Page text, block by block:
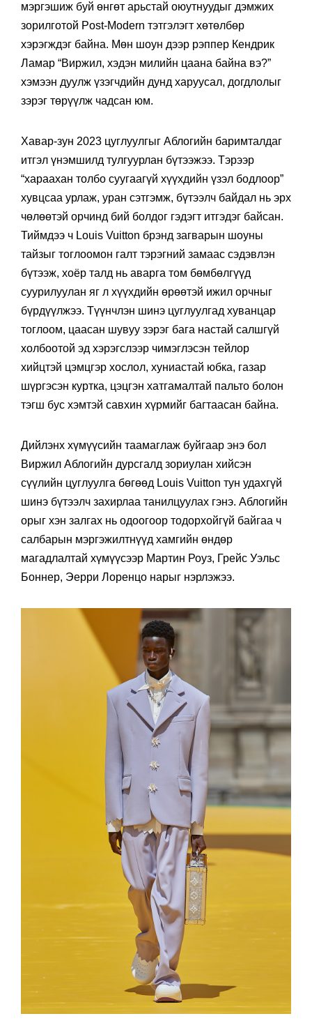
мэргэшиж буй өнгөт арьстай оюутнуудыг дэмжих
зорилготой Post-Modern тэтгэлэгт хөтөлбөр
хэрэгждэг байна. Мөн шоун дээр рэппер Кендрик
Ламар “Виржил, хэдэн милийн цаана байна вэ?”
хэмээн дуулж үзэгчдийн дунд харуусал, догдлолыг
зэрэг төрүүлж чадсан юм.
Хавар-зун 2023 цуглуулгыг Аблогийн баримталдаг
итгэл үнэмшилд тулгуурлан бүтээжээ. Тэрээр
“хараахан толбо суугаагүй хүүхдийн үзэл бодлоор”
хувцсаа урлаж, уран сэтгэмж, бүтээлч байдал нь эрх
чөлөөтэй орчинд бий болдог гэдэгт итгэдэг байсан.
Тиймдээ ч Louis Vuitton брэнд загварын шоуны
тайзыг тоглоомон галт тэрэгний замаас сэдэвлэн
бүтээж, хоёр талд нь аварга том бөмбөлгүүд
суурилуулан яг л хүүхдийн өрөөтэй ижил орчныг
бүрдүүлжээ. Түүнчлэн шинэ цуглуулгад хуванцар
тоглоом, цаасан шувуу зэрэг бага настай салшгүй
холбоотой эд хэрэгслээр чимэглэсэн тейлор
хийцтэй цэмцгэр хослол, хуниастай юбка, газар
шүргэсэн куртка, цэцгэн хатгамалтай пальто болон
тэгш бус хэмтэй савхин хүрмийг багтаасан байна.
Дийлэнх хүмүүсийн таамаглаж буйгаар энэ бол
Виржил Аблогийн дурсгалд зориулан хийсэн
сүүлийн цуглуулга бөгөөд Louis Vuitton тун удахгүй
шинэ бүтээлч захирлаа танилцуулах гэнэ. Аблогийн
орыг хэн залгах нь одоогоор тодорхойгүй байгаа ч
салбарын мэргэжилтнүүд хамгийн өндөр
магадлалтай хүмүүсээр Мартин Роуз, Грейс Уэльс
Боннер, Эерри Лоренцо нарыг нэрлэжээ.